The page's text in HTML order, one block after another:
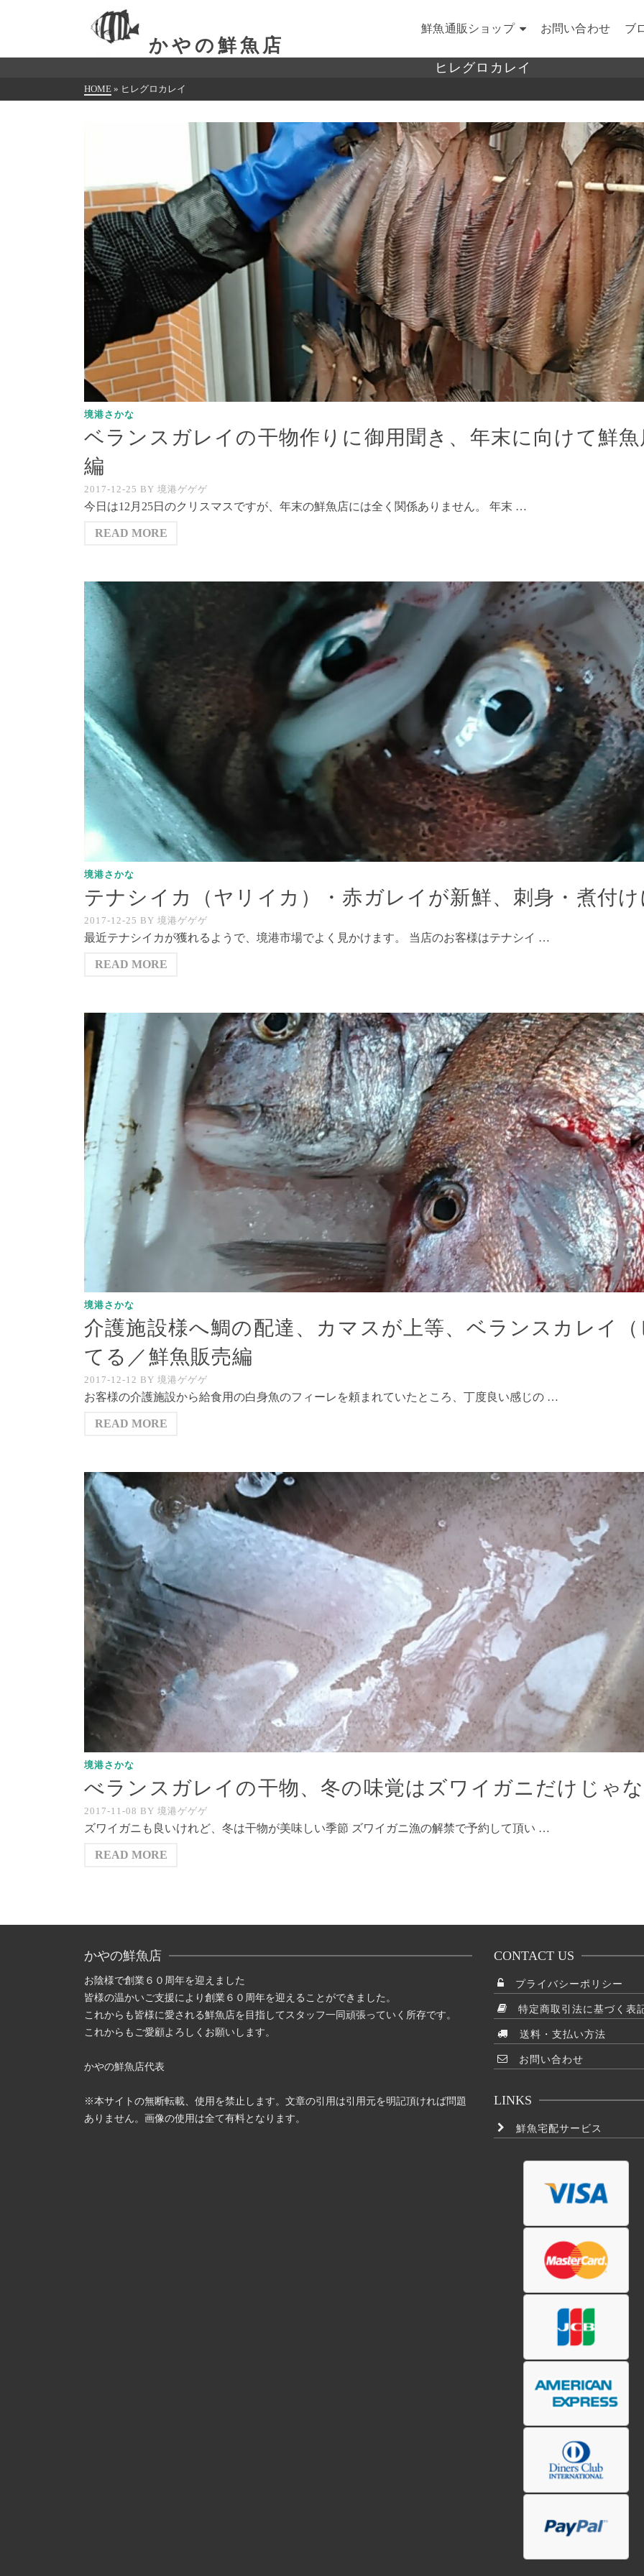
かやの鮮魚店
鮮魚通販ショップ お問い合わせ ブ
ヒレグロカレイ
HOME » ヒレグロカレイ
境港さかな
ベランスガレイの干物作りに御用聞き、年末に向けて鮮
編
2017-12-25 BY 境港ゲゲゲ
今日は12月25日のクリスマスですが、年末の鮮魚店には全く関係ありません。 年末 …
READ MORE
境港さかな
テナシイカ（ヤリイカ）・赤ガレイが新鮮、刺身・煮付
2017-12-25 BY 境港ゲゲゲ
最近テナシイカが獲れるようで、境港市場でよく見かけます。 当店のお客様はテナシイ …
READ MORE
境港さかな
介護施設様へ鯛の配達、カマスが上等、ベランスカレイ
てる／鮮魚販売編
2017-12-12 BY 境港ゲゲゲ
お客様の介護施設から給食用の白身魚のフィーレを頼まれていたところ、丁度良い感じの …
READ MORE
境港さかな
べランスガレイの干物、冬の味覚はズワイガニだけじゃ
2017-11-08 BY 境港ゲゲゲ
ズワイガニも良いけれど、冬は干物が美味しい季節 ズワイガニ漁の解禁で予約して頂い …
READ MORE
かやの鮮魚店
お陰様で創業６０周年を迎えました
皆様の温かいご支援により創業６０周年を迎えることができました。
これからも皆様に愛される鮮魚店を目指してスタッフ一同頑張っていく所存です。
これからもご愛顧よろしくお願いします。
かやの鮮魚店代表
※本サイトの無断転載、使用を禁止します。文章の引用は引用元を明記頂ければ問題
ありません。画像の使用は全て有料となります。
CONTACT US
プライバシーポリシー
特定商取引法に基づく表
送料・支払い方法
お問い合わせ
LINKS
鮮魚宅配サービス